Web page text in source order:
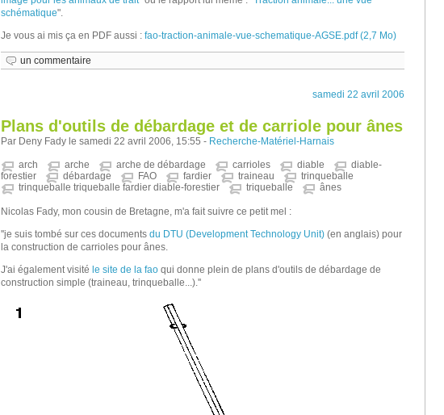
schématique".
Je vous ai mis ça en PDF aussi : fao-traction-animale-vue-schematique-AGSE.pdf (2,7 Mo)
un commentaire
samedi 22 avril 2006
Plans d'outils de débardage et de carriole pour ânes
Par Deny Fady le samedi 22 avril 2006, 15:55 - Recherche-Matériel-Harnais
arch arche arche de débardage carrioles diable
diable-
forestier
débardage FAO fardier traineau
trinqueballe
trinqueballe triqueballe fardier diable-forestier
triqueballe ânes
Nicolas Fady, mon cousin de Bretagne, m'a fait suivre ce petit mel :
''je suis tombé sur ces documents du DTU (Development Technology Unit) (en anglais) pour
la construction de carrioles pour ânes.
J'ai également visité le site de la fao qui donne plein de plans d'outils de débardage de
construction simple (traineau, trinqueballe...).''